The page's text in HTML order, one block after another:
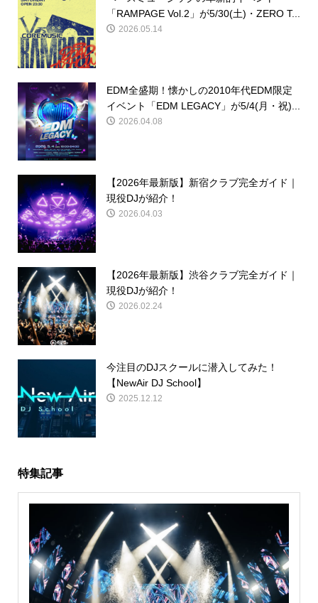
「RAMPAGE Vol.2」が5/30(土)・ZERO T...
2026.05.14
EDM全盛期！懐かしの2010年代EDM限定
イベント「EDM LEGACY」が5/4(月・祝)...
2026.04.08
【2026年最新版】新宿クラブ完全ガイド｜
現役DJが紹介！
2026.04.03
【2026年最新版】渋谷クラブ完全ガイド｜
現役DJが紹介！
2026.02.24
今注目のDJスクールに潜入してみた！
【NewAir DJ School】
2025.12.12
特集記事